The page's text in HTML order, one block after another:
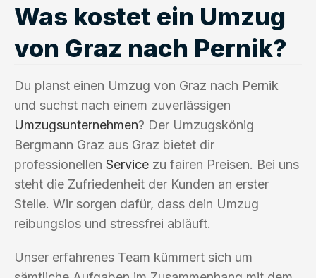
Was kostet ein Umzug
von Graz nach Pernik?
Du planst einen Umzug von Graz nach Pernik
und suchst nach einem zuverlässigen
Umzugsunternehmen? Der Umzugskönig
Bergmann Graz aus Graz bietet dir
professionellen Service zu fairen Preisen. Bei uns
steht die Zufriedenheit der Kunden an erster
Stelle. Wir sorgen dafür, dass dein Umzug
reibungslos und stressfrei abläuft.
Unser erfahrenes Team kümmert sich um